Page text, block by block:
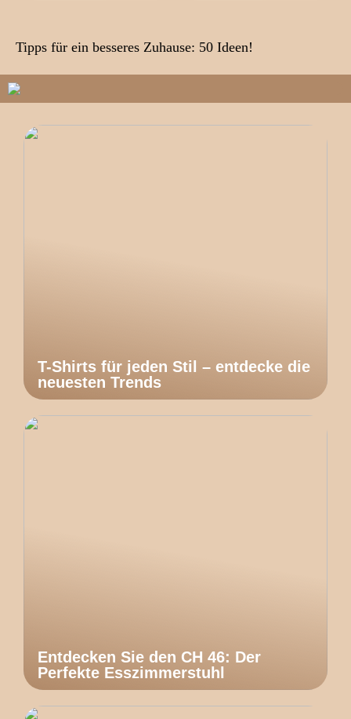
Tipps für ein besseres Zuhause: 50 Ideen!
T-Shirts für jeden Stil – entdecke die
neuesten Trends
Entdecken Sie den CH 46: Der
Perfekte Esszimmerstuhl